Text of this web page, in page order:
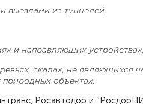
выездами из туннелей;
и направляющих
скалах, не являющихся
объектах.
Росавтодор и